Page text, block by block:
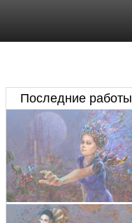
Последние работы